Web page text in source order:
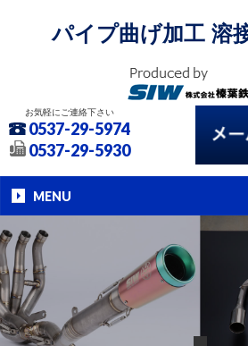
パイプ曲げ加工 溶
お気軽にご連絡下さい
0537-29-5974
0537-29-5930
MENU